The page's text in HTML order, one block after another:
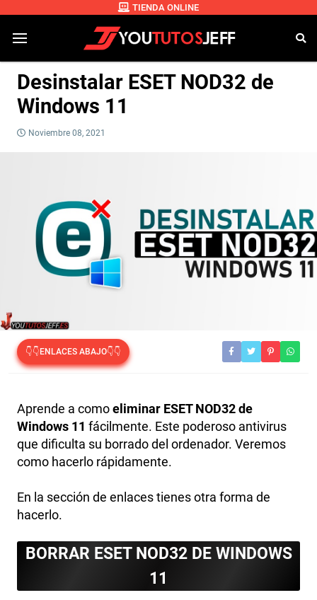
TIENDA ONLINE
Desinstalar ESET NOD32 de
Windows 11
Noviembre 08, 2021
👇👇ENLACES ABAJO👇👇
Aprende a comoeliminar ESET NOD32 de
Windows 11 fácilmente. Este poderoso antivirus
que dificulta su borrado del ordenador. Veremos
como hacerlo rápidamente.
En la sección de enlaces tienes otra forma de
hacerlo.
BORRAR ESET NOD32 DE WINDOWS
11